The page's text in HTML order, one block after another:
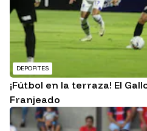
DEPORTES
¡Fútbol en la terraza! El
Franjeado